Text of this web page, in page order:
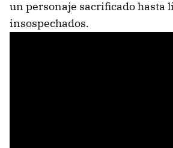
un personaje sacrificado hasta
insospechados.